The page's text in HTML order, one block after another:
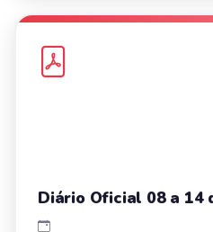
Diário Oficial 08 a 14